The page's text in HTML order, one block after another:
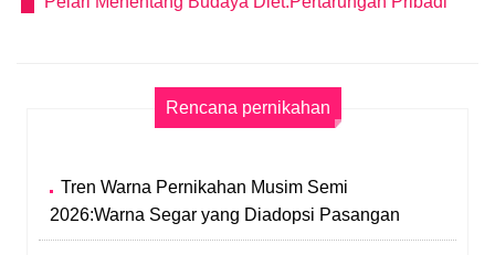
Rencana pernikahan
Tren Warna Pernikahan Musim Semi
2026:Warna Segar yang Diadopsi Pasangan